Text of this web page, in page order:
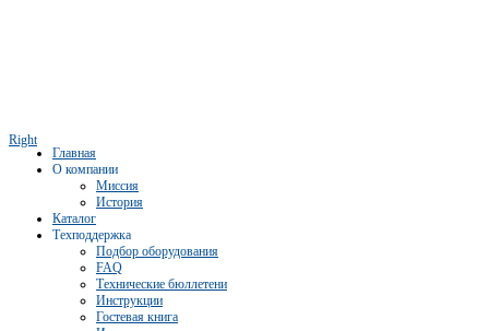
Right
Главная
О компании
Миссия
История
Каталог
Техподдержка
Подбор оборудования
FAQ
Технические бюллетени
Инструкции
Гостевая книга